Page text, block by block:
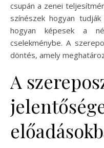
csupán a zenei
színészek hogyan
hogyan képesek a
cselekménybe. A
döntés, amely
A